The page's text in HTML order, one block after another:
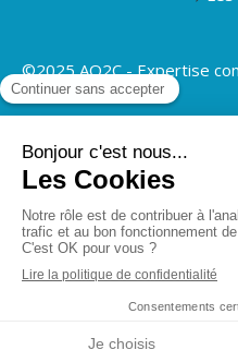
©2025 AO2C - Expertise
Politique
Rapport de transparence